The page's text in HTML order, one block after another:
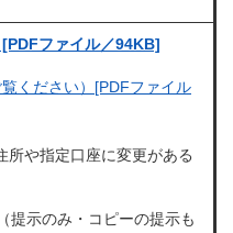
ファイル／94KB]
ください）[PDFファイル
所や指定口座に変更がある
（提示のみ・コピーの提示も